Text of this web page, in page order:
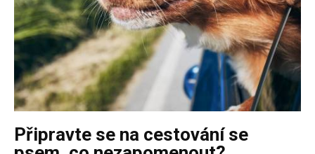
Připravte se na cestování se